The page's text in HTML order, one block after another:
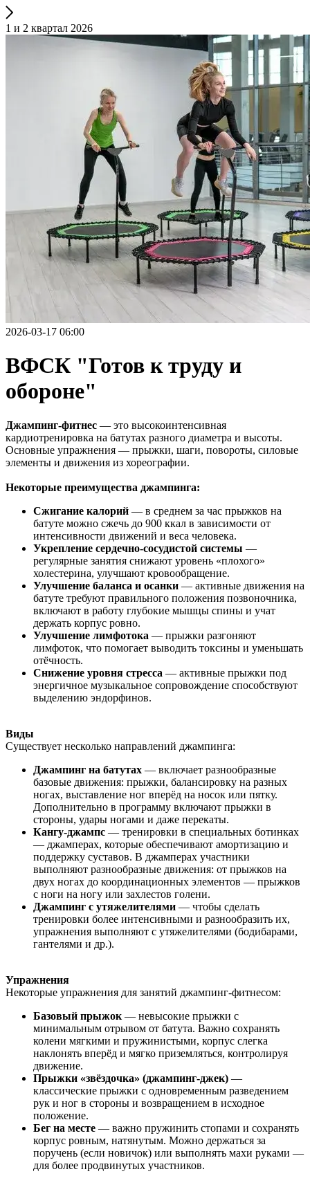
1 и 2 квартал 2026
2026-03-17 06:00
ВФСК "Готов к труду и
обороне"
Джампинг-фитнес — это высокоинтенсивная
кардиотренировка на батутах разного диаметра и высоты.
Основные упражнения — прыжки, шаги, повороты, силовые
элементы и движения из хореографии.
Некоторые преимущества джампинга:
Сжигание калорий — в среднем за час прыжков на
батуте можно сжечь до 900 ккал в зависимости от
интенсивности движений и веса человека.
Укрепление сердечно-сосудистой системы —
регулярные занятия снижают уровень «плохого»
холестерина, улучшают кровообращение.
Улучшение баланса и осанки — активные движения на
батуте требуют правильного положения позвоночника,
включают в работу глубокие мышцы спины и учат
держать корпус ровно.
Улучшение лимфотока — прыжки разгоняют
лимфоток, что помогает выводить токсины и уменьшать
отёчность.
Снижение уровня стресса — активные прыжки под
энергичное музыкальное сопровождение способствуют
выделению эндорфинов.
Виды
Существует несколько направлений джампинга:
Джампинг на батутах — включает разнообразные
базовые движения: прыжки, балансировку на разных
ногах, выставление ног вперёд на носок или пятку.
Дополнительно в программу включают прыжки в
стороны, удары ногами и даже перекаты.
Кангу-джампс — тренировки в специальных ботинках
— джамперах, которые обеспечивают амортизацию и
поддержку суставов. В джамперах участники
выполняют разнообразные движения: от прыжков на
двух ногах до координационных элементов — прыжков
с ноги на ногу или захлестов голени.
Джампинг с утяжелителями — чтобы сделать
тренировки более интенсивными и разнообразить их,
упражнения выполняют с утяжелителями (бодибарами,
гантелями и др.).
Упражнения
Некоторые упражнения для занятий джампинг-фитнесом:
Базовый прыжок — невысокие прыжки с
минимальным отрывом от батута. Важно сохранять
колени мягкими и пружинистыми, корпус слегка
наклонять вперёд и мягко приземляться, контролируя
движение.
Прыжки «звёздочка» (джампинг-джек) —
классические прыжки с одновременным разведением
рук и ног в стороны и возвращением в исходное
положение.
Бег на месте — важно пружинить стопами и сохранять
корпус ровным, натянутым. Можно держаться за
поручень (если новичок) или выполнять махи руками —
для более продвинутых участников.